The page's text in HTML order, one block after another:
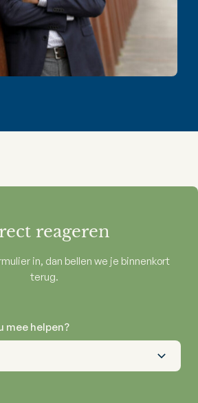
reageren
in, dan bellen we je binnenkort
terug.
mee helpen?